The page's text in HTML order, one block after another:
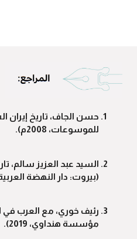
حسن الجاف، تاريخ إيران
للموسوعات، 2008م).
السيد عبد العزيز سالم،
(بيروت: دار النهضة
رئيف خوري، مع العرب في
مؤسسة هنداوي، 2019).